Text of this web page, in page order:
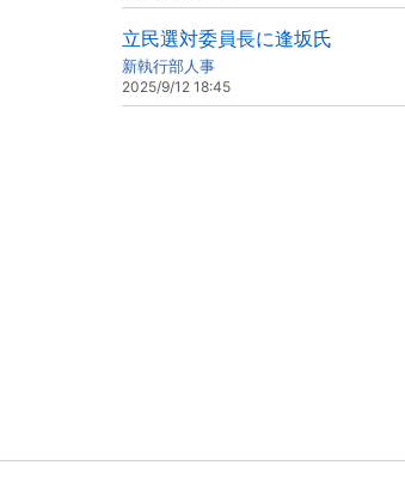
立民選対委員長に逢坂氏
新執行部人事
2025/9/12 18:45